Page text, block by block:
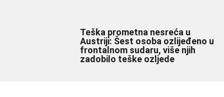
Teška prometna nesreća u
Austriji: Šest osoba ozlijeđeno u
frontalnom sudaru, više njih
zadobilo teške ozljede